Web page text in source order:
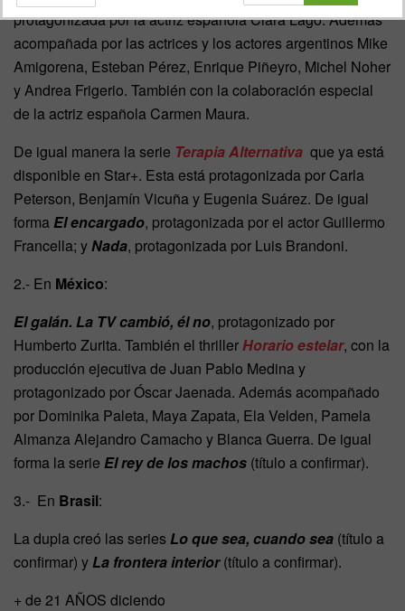
protagonizada por la actriz española Clara Lago. Además
acompañada por las actrices y los actores argentinos Mike
Amigorena, Esteban Pérez, Enrique Piñeyro, Michel Noher
y Andrea Frigerio. También con la colaboración especial
de la actriz española Carmen Maura.
De igual manera la serie Terapia Alternativa que ya está
disponible en Star+. Esta está protagonizada por Carla
Peterson, Benjamín Vicuña y Eugenia Suárez. De igual
formaEl encargado, protagonizada por el actor Guillermo
Francella; yNada, protagonizada por Luis Brandoni.
2.- En México:
El galán. La TV cambió, él no, protagonizado por
Humberto Zurita. También el thrillerHorario estelar, con la
producción ejecutiva de Juan Pablo Medina y
protagonizado por Óscar Jaenada. Además acompañado
por Dominika Paleta, Maya Zapata, Ela Velden, Pamela
Almanza Alejandro Camacho y Blanca Guerra. De igual
forma la serie El rey de los machos (título a confirmar).
3.- En Brasil:
La dupla creó las seriesLo que sea, cuando sea (título a
confirmar) yLa frontera interior(título a confirmar).
+ de 21 AÑOS diciendo